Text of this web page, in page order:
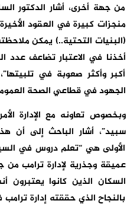
من جهة أخرى، أشار الدكتور
منجزات كبيرة في العقود
(البنيات التحتية..) يمكن
أخذنا في الاعتبار تضاعف عدد
أكبر وأكثر صعوبة في
الجهود في قطاعي الصحة
وبخصوص تعاونه مع الإدارة
سبيد”، أشار الباحث إلى أن
الأولى هي “تعلم دروس في
عميقة وجذرية لإدارة ترامب من
السكان الذين كانوا يعتبرون
بالنجاح الذي حققته إدارة